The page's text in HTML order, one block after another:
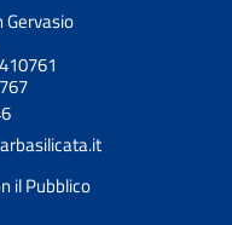
Gervasio
il Pubblico